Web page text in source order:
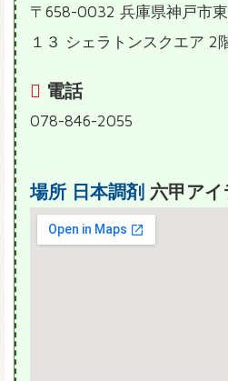
〒658-0032 兵庫県神戸市
１３ シェラトンスクエア 2
電話
078-846-2055
場所 日本調剤 六甲ア